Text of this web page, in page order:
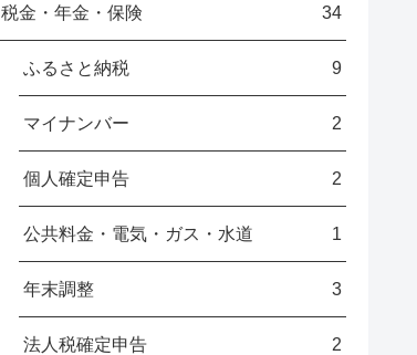
税金・年金・保険 34
ふるさと納税 9
マイナンバー 2
個人確定申告 2
公共料金・電気・ガス・水道 1
年末調整 3
法人税確定申告 2